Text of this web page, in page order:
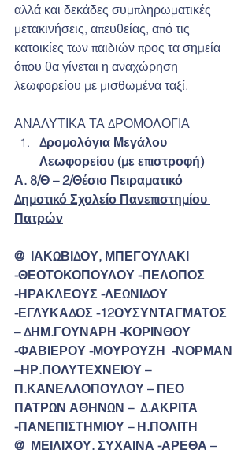
αλλά και δεκάδες συμπληρωματικές
μετακινήσεις, απευθείας, από τις
κατοικίες των παιδιών προς τα σημεία
όπου θα γίνεται η αναχώρηση
λεωφορείου με μισθωμένα ταξί.
ΑΝΑΛΥΤΙΚΑ ΤΑ ΔΡΟΜΟΛΟΓΙΑ
Δρομολόγια Μεγάλου
Λεωφορείου (με επιστροφή)
Α. 8/Θ – 2/Θέσιο Πειραματικό
Δημοτικό Σχολείο Πανεπιστημίου
Πατρών
@  ΙΑΚΩΒΙΔΟΥ, ΜΠΕΓΟΥΛΑΚΙ
-ΘΕΟΤΟΚΟΠΟΥΛΟΥ -ΠΕΛΟΠΟΣ
-ΗΡΑΚΛΕΟΥΣ -ΛΕΩΝΙΔΟΥ
-ΕΓΛΥΚΑΔΟΣ -12ΟΥΣΥΝΤΑΓΜΑΤΟΣ
– ΔΗΜ.ΓΟΥΝΑΡΗ -ΚΟΡΙΝΘΟΥ
-ΦΑΒΙΕΡΟΥ -ΜΟΥΡΟΥΖΗ  -ΝΟΡΜΑΝ
–ΗΡ.ΠΟΛΥΤΕΧΝΕΙΟΥ –
Π.ΚΑΝΕΛΛΟΠΟΥΛΟΥ – ΠΕΟ
ΠΑΤΡΩΝ ΑΘΗΝΩΝ –  Δ.ΑΚΡΙΤΑ
-ΠΑΝΕΠΙΣΤΗΜΙΟΥ – Η.ΠΟΛΙΤΗ
@  ΜΕΙΛΙΧΟΥ, ΣΥΧΑΙΝΑ -ΑΡΕΘΑ –